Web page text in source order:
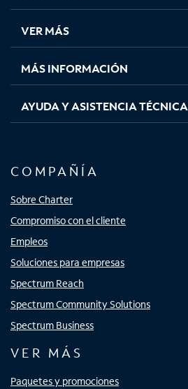
en
pestaña
nueva
en
pestaña
nueva
en
pestaña
nueva
en
nueva
VER MÁS
MÁS INFORMACIÓN
AYUDA Y ASISTENCIA TÉCNICA
COMPAÑÍA
Sobre Charter
Compromiso con el cliente
Empleos
Soluciones para empresas
Spectrum Reach
Spectrum Community Solutions
Spectrum Business
VER MÁS
Paquetes y promociones